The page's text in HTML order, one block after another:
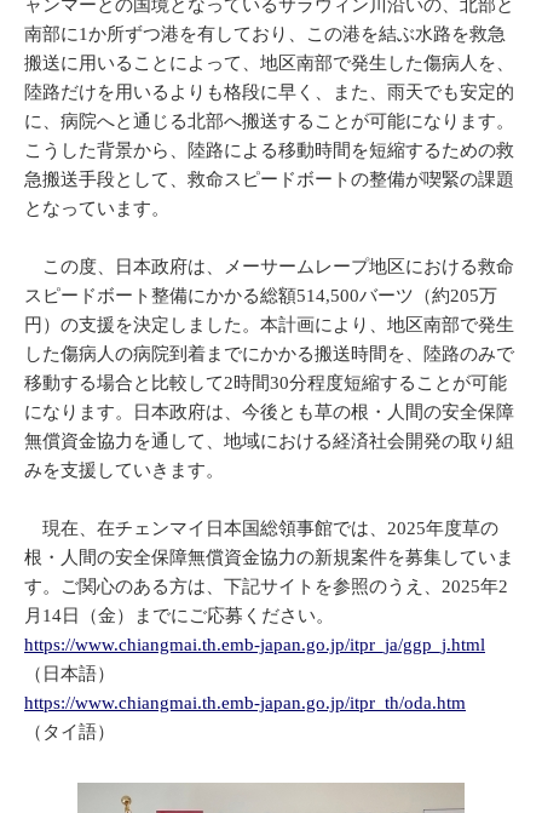
ャンマーとの国境となっているサラウィン川沿いの、北部と
南部に1か所ずつ港を有しており、この港を結ぶ水路を救急
搬送に用いることによって、地区南部で発生した傷病人を、
陸路だけを用いるよりも格段に早く、また、雨天でも安定的
に、病院へと通じる北部へ搬送することが可能になります。
こうした背景から、陸路による移動時間を短縮するための救
急搬送手段として、救命スピードボートの整備が喫緊の課題
となっています。
この度、日本政府は、メーサームレープ地区における救命
スピードボート整備にかかる総額514,500バーツ（約205万
円）の支援を決定しました。本計画により、地区南部で発生
した傷病人の病院到着までにかかる搬送時間を、陸路のみで
移動する場合と比較して2時間30分程度短縮することが可能
になります。日本政府は、今後とも草の根・人間の安全保障
無償資金協力を通して、地域における経済社会開発の取り組
みを支援していきます。
現在、在チェンマイ日本国総領事館では、2025年度草の
根・人間の安全保障無償資金協力の新規案件を募集していま
す。ご関心のある方は、下記サイトを参照のうえ、2025年2
月14日（金）までにご応募ください。
https://www.chiangmai.th.emb-japan.go.jp/itpr_ja/ggp_j.html
（日本語）
https://www.chiangmai.th.emb-japan.go.jp/itpr_th/oda.htm
（タイ語）